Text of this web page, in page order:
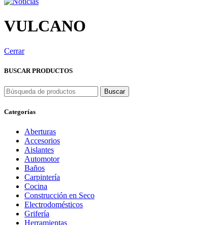
VULCANO
Cerrar
BUSCAR PRODUCTOS
Buscar
Categorías
Aberturas
Accesorios
Aislantes
Automotor
Baños
Carpintería
Cocina
Construcción en Seco
Electrodomésticos
Grifería
Herramientas